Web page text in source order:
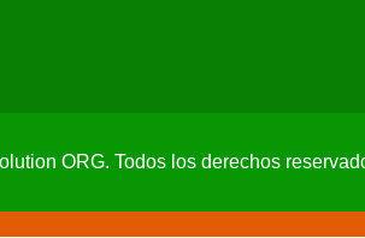
ORG. Todos los derechos